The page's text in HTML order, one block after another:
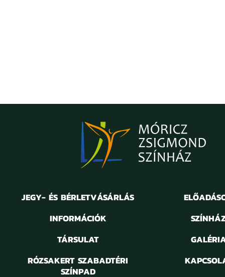
JEGY- ÉS BÉRLETVÁSÁRLÁS
INFORMÁCIÓK
TÁRSULAT
RÓZSAKERT SZABADTÉRI
SZÍNPAD